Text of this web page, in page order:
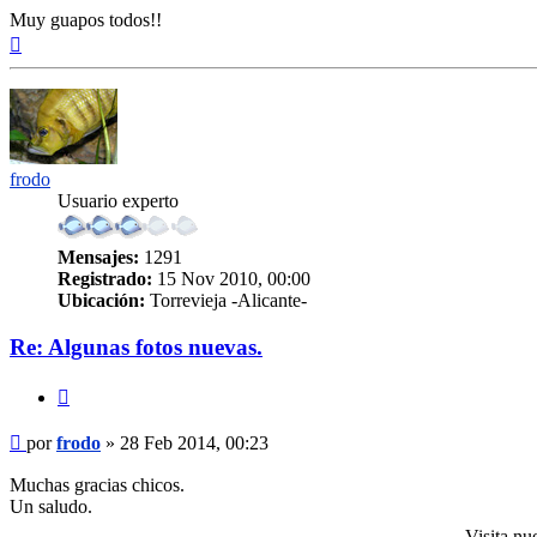
Muy guapos todos!!
frodo
Usuario experto
Mensajes: 1291
Registrado: 15 Nov 2010, 00:00
Ubicación: Torrevieja -Alicante-
Re: Algunas fotos nuevas.
Mensaje
porfrodo » 28 Feb 2014, 00:23
Muchas gracias chicos.
Un saludo.